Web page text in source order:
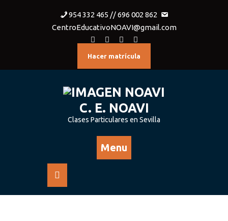
954 332 465 // 696 002 862
CentroEducativoNOAVI@gmail.com
Hacer matrícula
C. E. NOAVI
Clases Particulares en Sevilla
Menu